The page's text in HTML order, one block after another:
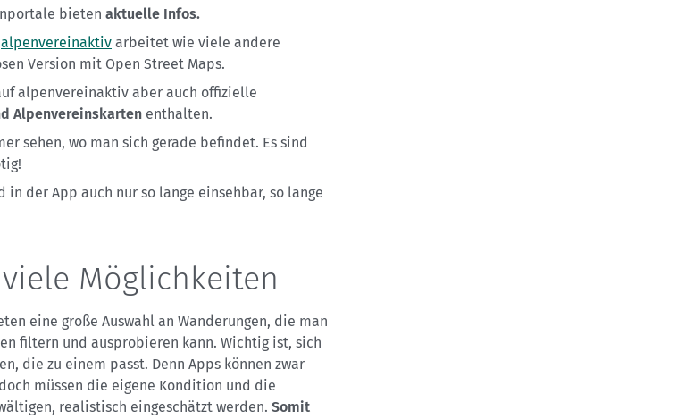
bieten aktuelle Infos.
alpenvereinaktiv arbeitet wie viele andere
Version mit Open Street Maps.
alpenvereinaktiv aber auch offizielle
Alpenvereinskarten enthalten.
sehen, wo man sich gerade befindet. Es sind
in der App auch nur so lange einsehbar, so lange
Möglichkeiten
eine große Auswahl an Wanderungen, die man
filtern und ausprobieren kann. Wichtig ist, sich
die zu einem passt. Denn Apps können zwar
müssen die eigene Kondition und die
realistisch eingeschätzt werden. Somit